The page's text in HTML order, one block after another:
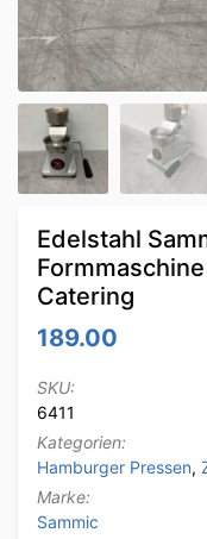
Edelstahl
Catering
189.00
SKU:
6411
Kategorien:
Hamburger Pressen,
Marke:
Sammic